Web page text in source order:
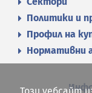
Политики и
Профил на
Нормативни